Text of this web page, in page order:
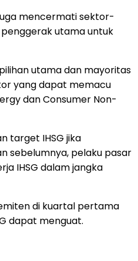
mencermati sektor-
utama untuk
utama dan mayoritas
yang dapat memacu
dan Consumer Non-
target IHSG jika
sebelumnya, pelaku pasar
IHSG dalam jangka
di kuartal pertama
dapat menguat.